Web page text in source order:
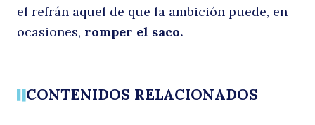
el refrán aquel de que la ambición puede, en
ocasiones, romper el saco.
CONTENIDOS RELACIONADOS